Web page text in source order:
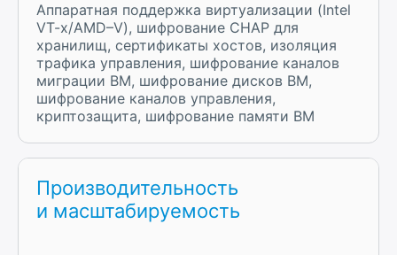
Аппаратная поддержка виртуализации (Intel
VT-x/AMD–V), шифрование CHAP для
хранилищ, сертификаты хостов, изоляция
трафика управления, шифрование каналов
миграции ВМ, шифрование дисков ВМ,
шифрование каналов управления,
криптозащита, шифрование памяти ВМ
Производительность
и масштабируемость